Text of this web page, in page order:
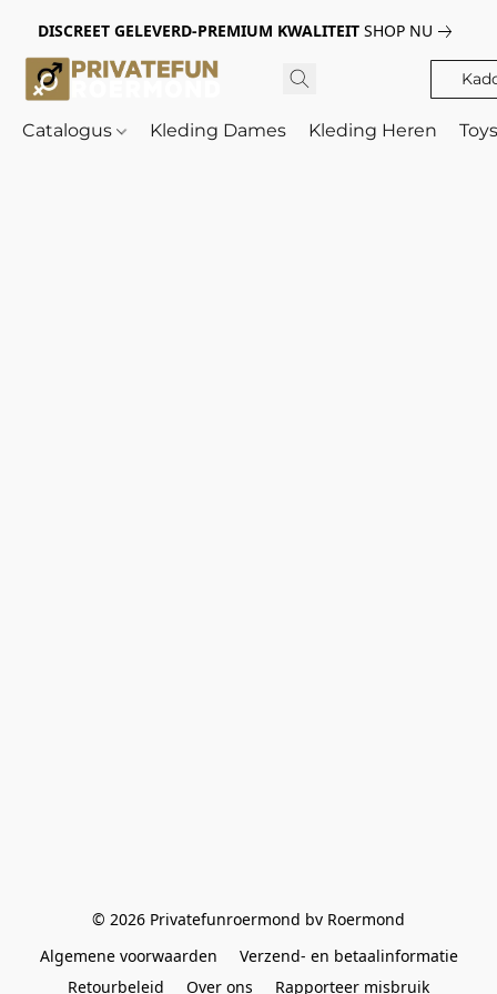
DISCREET GELEVERD-PREMIUM KWALITEIT SHOP NU
Catalogus Kleding Dames Kleding Heren
© 2026 Privatefunroermond bv Roermond
Algemene voorwaarden
Verzend- en betaalinformatie
Retourbeleid
Over ons Rapporteer misbruik